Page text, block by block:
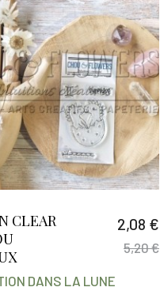
CLEAR
2,08 €
5,20 €
DANS LA LUNE